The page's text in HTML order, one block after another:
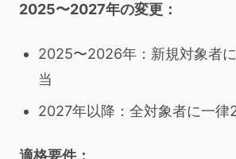
2025〜2027年の変更：
2025〜2026年：新規対象者
当
2027年以降：全対象者に一律
適格要件：